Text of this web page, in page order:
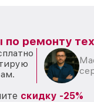
по ремонту
скидку -25%